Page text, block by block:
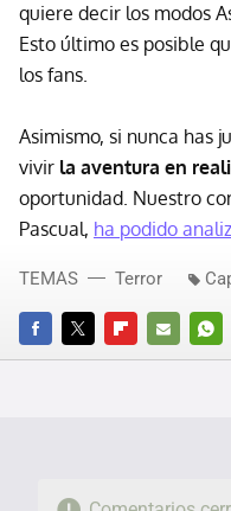
quiere decir los modos
Esto último es posible
los fans.
Asimismo, si nunca has
vivir la aventura en
oportunidad. Nuestro
Pascual, ha podido
FACEBOOKTWITTERFLIPBOARD
E-
TEMAS Terror